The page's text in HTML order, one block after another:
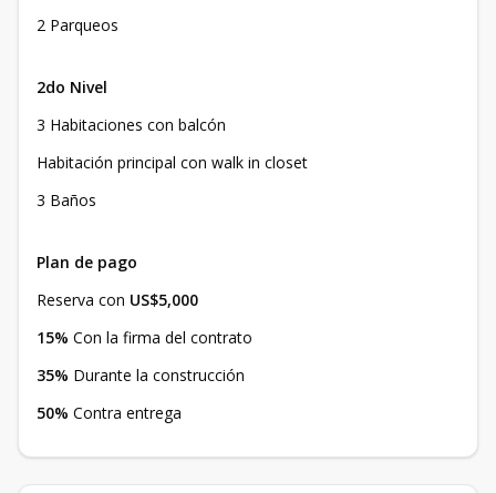
2 Parqueos
2do Nivel
3 Habitaciones con balcón
Habitación principal con walk in closet
3 Baños
Plan de pago
Reserva con US$5,000
15% Con la firma del contrato
35% Durante la construcción
50% Contra entrega